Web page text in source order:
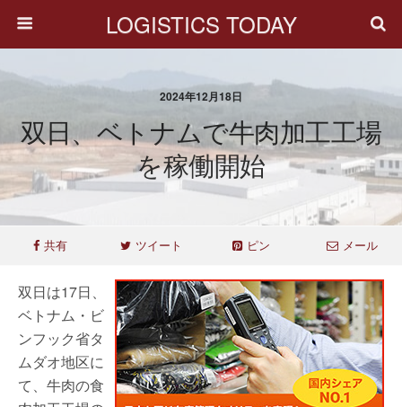
LOGISTICS TODAY
2024年12月18日
双日、ベトナムで牛肉加工工場
を稼働開始
共有 ツイート ピン メール
双日は17日、
ベトナム・ビ
ンフック省タ
ムダオ地区に
て、牛肉の食